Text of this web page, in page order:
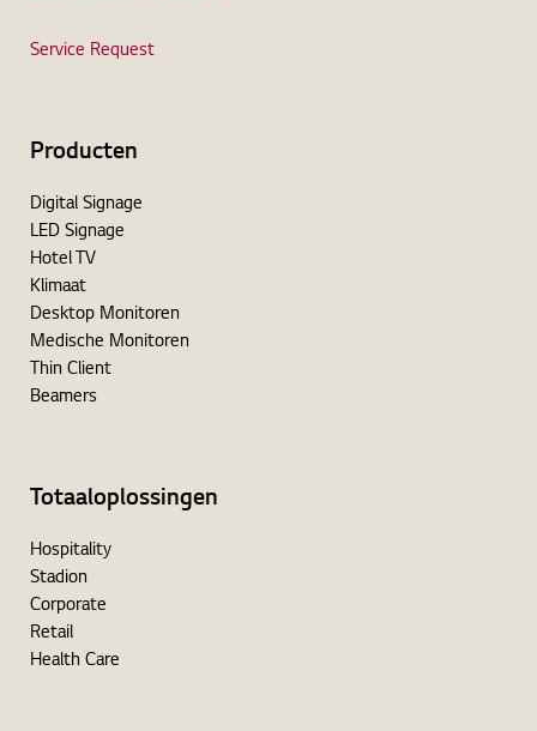
Service Request
Producten
Digital Signage
LED Signage
Hotel TV
Klimaat
Desktop Monitoren
Medische Monitoren
Thin Client
Beamers
Totaaloplossingen
Hospitality
Stadion
Corporate
Retail
Health Care